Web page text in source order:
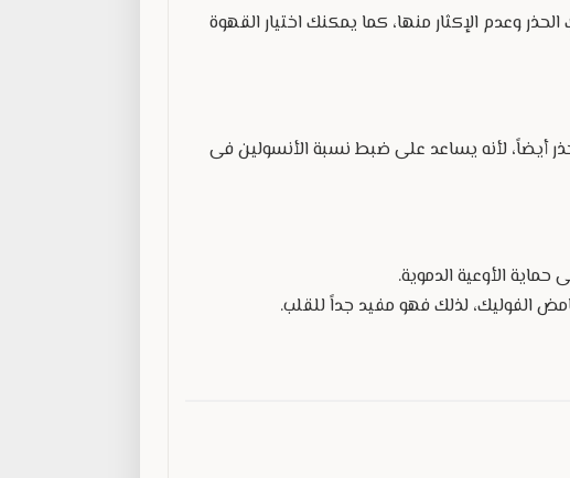
وعدم الإكثار منها، كما يمكنك اختيار القهوة
أيضاً، لأنه يساعد على ضبط نسبة الأنسولين فى
الأوعية الدموية.
الفوليك، لذلك فهو مفيد جداً للقلب.